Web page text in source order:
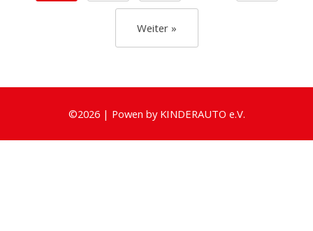
Weiter »
©2026 | Powen by KINDERAUTO e.V.